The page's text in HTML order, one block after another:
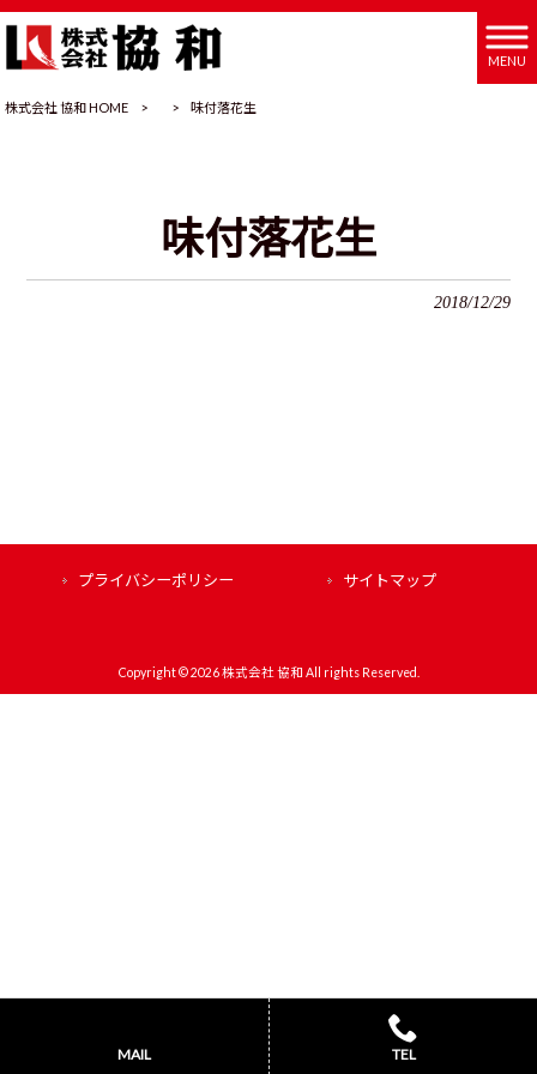
MENU
株式会社 協和 HOME > > 味付落花生
味付落花生
2018/12/29
プライバシーポリシー サイトマップ
Copyright © 2026 株式会社 協和 All rights Reserved.
MAIL TEL